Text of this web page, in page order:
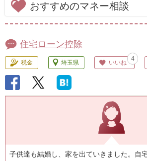
おすすめのマネー相談
住宅ローン控除
税金 埼玉県 いいね
4
子供達も結婚し、家を出ていきました。自